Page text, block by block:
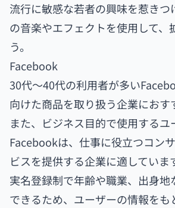
流行に敏感な若者の興味を惹きつ
の音楽やエフェクトを使用して、
う。
Facebook
30代〜40代の利用者が多い
向けた商品を取り扱う企業におす
また、ビジネス目的で使用するユ
Facebookは、仕事に役立つコン
ビスを提供する企業に適していま
実名登録制で年齢や職業、出身
できるため、ユーザーの情報をも